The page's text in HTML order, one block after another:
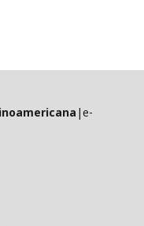
|e-